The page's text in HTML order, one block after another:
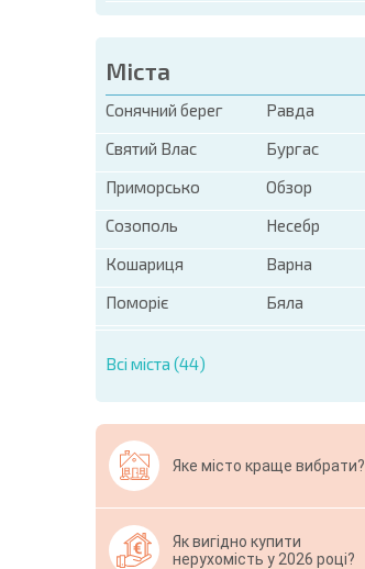
Міста
Сонячний берег
Равда
Святий Влас
Бургас
Приморсько
Обзор
Созополь
Несебр
Кошариця
Варна
Поморіє
Бяла
Всі міста (44)
Яке місто краще вибрати?
Як вигідно купити
нерухомість у 2026 році?